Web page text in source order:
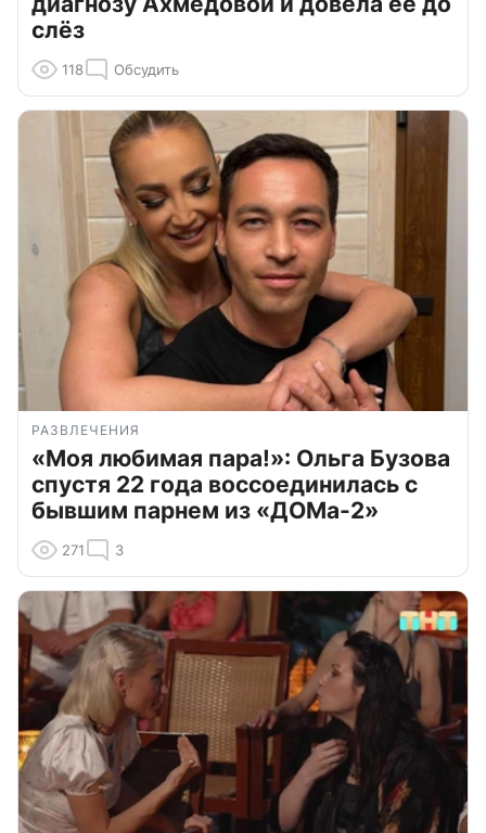
слёз
118 Обсудить
РАЗВЛЕЧЕНИЯ
«Моя любимая пара!»: Ольга Бузова
спустя 22 года воссоединилась с
бывшим парнем из «ДОМа-2»
271 3